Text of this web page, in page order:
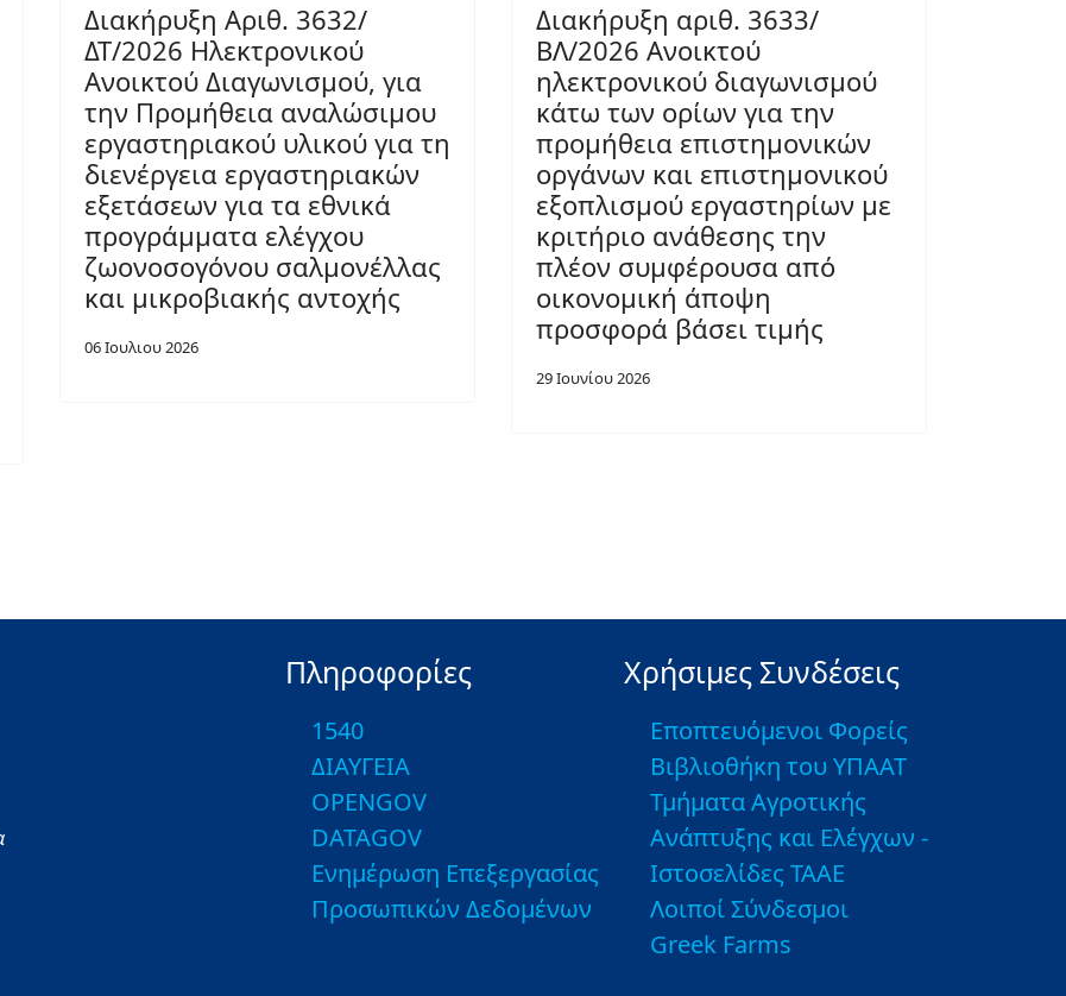
Διακήρυξη Αριθ. 3632/
ΔΤ/2026 Ηλεκτρονικού
Ανοικτού Διαγωνισμού, για
την Προμήθεια αναλώσιμου
εργαστηριακού υλικού για τη
διενέργεια εργαστηριακών
εξετάσεων για τα εθνικά
προγράμματα ελέγχου
ζωονοσογόνου σαλμονέλλας
και μικροβιακής αντοχής
06 Ιουλιου 2026
Διακήρυξη αριθ. 3633/
ΒΛ/2026 Ανοικτού
ηλεκτρονικού διαγωνισμού
κάτω των ορίων για την
προμήθεια επιστημονικών
οργάνων και επιστημονικού
εξοπλισμού εργαστηρίων με
κριτήριο ανάθεσης την
πλέον συμφέρουσα από
οικονομική άποψη
προσφορά βάσει τιμής
29 Ιουνίου 2026
Πληροφορίες
1540
ΔΙΑΥΓΕΙΑ
OPENGOV
DATAGOV
Ενημέρωση Επεξεργασίας
Προσωπικών Δεδομένων
Χρήσιμες Συνδέσεις
Εποπτευόμενοι Φορείς
Βιβλιοθήκη του ΥΠΑΑΤ
Τμήματα Αγροτικής
Ανάπτυξης και Ελέγχων -
Ιστοσελίδες ΤΑΑΕ
Λοιποί Σύνδεσμοι
Greek Farms